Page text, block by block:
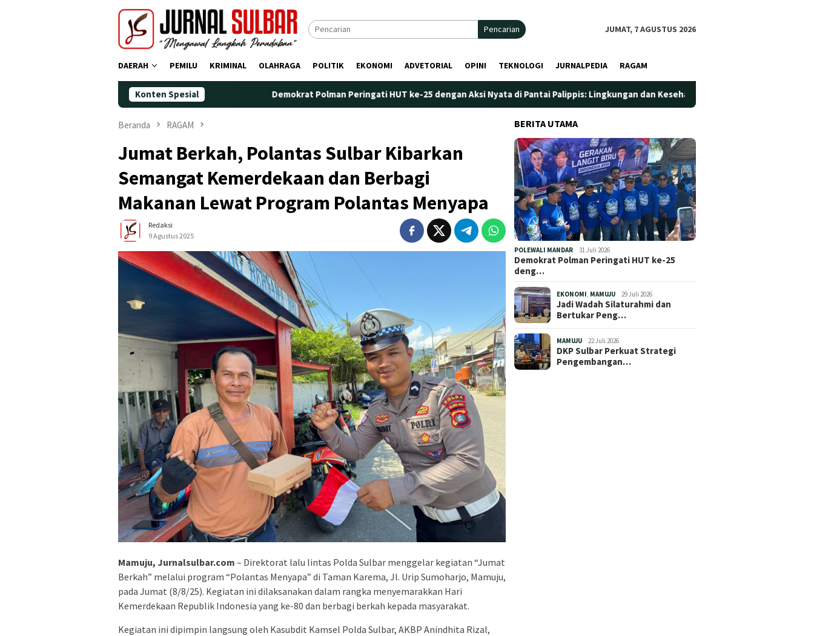
Pencarian JUMAT, 7 AGUSTUS 2026
DAERAH PEMILU KRIMINAL OLAHRAGA POLITIK EKONOMI ADVETORIAL OPINI TEKNOLOGI JURNALPEDIA RAGAM
Konten Spesial Demokrat Polman Peringati HUT ke-25 dengan Aksi Nyata di Pantai Palippis: Lingkungan dan Kesehatan Jadi Prioritas
Beranda RAGAM
Jumat Berkah, Polantas Sulbar Kibarkan
Semangat Kemerdekaan dan Berbagi
Makanan Lewat Program Polantas Menyapa
Redaksi
9 Agustus 2025
Mamuju, Jurnalsulbar.com – Direktorat lalu lintas Polda Sulbar menggelar kegiatan “Jumat
Berkah” melalui program “Polantas Menyapa” di Taman Karema, Jl. Urip Sumoharjo, Mamuju,
pada Jumat (8/8/25). Kegiatan ini dilaksanakan dalam rangka menyemarakkan Hari
Kemerdekaan Republik Indonesia yang ke-80 dan berbagi berkah kepada masyarakat.
Kegiatan ini dipimpin langsung oleh Kasubdit Kamsel Polda Sulbar, AKBP Anindhita Rizal,
BERITA UTAMA
POLEWALI MANDAR 31 Juli 2026
Demokrat Polman Peringati HUT ke-25
deng…
EKONOMI MAMUJU 29 Juli 2026
Jadi Wadah Silaturahmi dan
Bertukar Peng…
MAMUJU 22 Juli 2026
DKP Sulbar Perkuat Strategi
Pengembangan…